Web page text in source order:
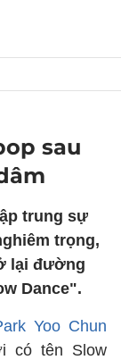
sau
trung sự
trọng,
lại đường
Dance".
Yoo Chun
có tên Slow